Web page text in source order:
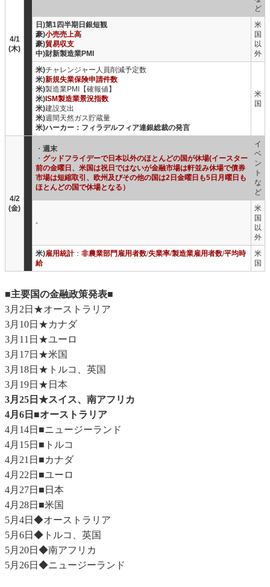
4/1
(木)
ど
日)第1四半期日銀短観
豪)小売売上高
豪)貿易収支
中)財新製造業PMI
米
国
以
外
米)チャレンジャー人員削減予定数
米)新規失業保険申請件数
米)製造業PMI【確報値】
米) ISM製造業景況指数
米)建設支出
米)週間天然ガス貯蔵量
米)ハーカー：フィラデルフィア連銀総裁の発言
米
国
4/2
(金)
・ 週末
・ グッドフライデーで日本以外のほとんどの国が休場(イースター
前の金曜日、米国は祝日ではないが金融市場は軒並み休場で債券
市場は短縮取引、欧州及びその他の国は2日金曜日も5日月曜日も
ほとんどの国で休場となる）
イ
ベ
ン
ト
な
ど
-
米
国
以
外
米)雇用統計： 非農業部門雇用者数/失業率/製造業雇用者数/平均時
給
米
国
■主要国の金融政策発表■
3月2日★オーストラリア
3月10日★カナダ
3月11日★ユーロ
3月17日★米国
3月18日★トルコ、英国
3月19日★日本
3月25日★スイス、南アフリカ
4月6日■オーストラリア
4月14日■ニュージーランド
4月15日■トルコ
4月21日■カナダ
4月22日■ユーロ
4月27日■日本
4月28日■米国
5月4日◆オーストラリア
5月6日◆トルコ、英国
5月20日◆南アフリカ
5月26日◆ニュージーランド